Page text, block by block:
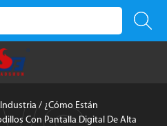
/ ¿Cómo Están
Con Pantalla Digital De Alta